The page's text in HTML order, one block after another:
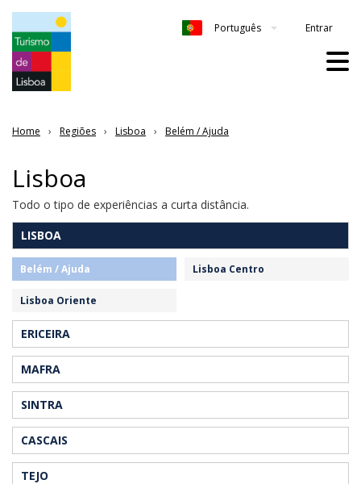
Português Entrar
Home Regiões Lisboa Belém / Ajuda
Lisboa
Todo o tipo de experiências a curta distância.
LISBOA
Belém / Ajuda Lisboa Centro
Lisboa Oriente
ERICEIRA
MAFRA
SINTRA
CASCAIS
TEJO